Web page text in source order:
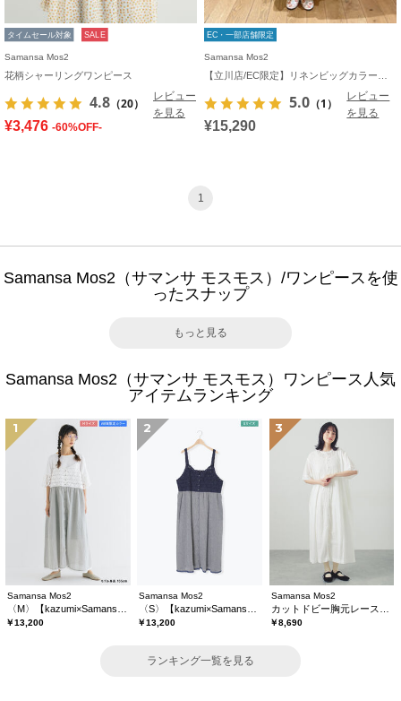
タイムセール対象 SALE
Samansa Mos2
花柄シャーリングワンピース
4.8 （20）
レビュー
を見る
¥3,476 -60%OFF-
EC・一部店舗限定
Samansa Mos2
5.0 （1）
レビュー
を見る
¥15,290
1
Samansa Mos2（サマンサ モスモス）/ワンピースを使
ったスナップ
もっと見る
Samansa Mos2（サマンサ モスモス）ワンピース人気
アイテムランキング
1
Samansa Mos2
￥13,200
2
Samansa Mos2
￥13,200
3
Samansa Mos2
￥8,690
ランキング一覧を見る